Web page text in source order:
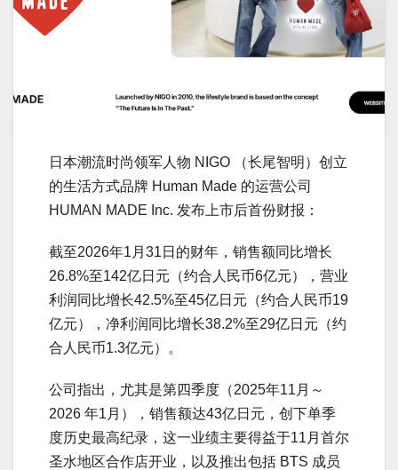
日本潮流时尚领军人物 NIGO （长尾智明）创立
的生活方式品牌 Human Made 的运营公司
HUMAN MADE Inc. 发布上市后首份财报：
截至2026年1月31日的财年，销售额同比增长
26.8%至142亿日元（约合人民币6亿元），营业
利润同比增长42.5%至45亿日元（约合人民币19
亿元），净利润同比增长38.2%至29亿日元（约
合人民币1.3亿元）。
公司指出，尤其是第四季度（2025年11月～
2026 年1月），销售额达43亿日元，创下单季
度历史最高纪录，这一业绩主要得益于11月首尔
圣水地区合作店开业，以及推出包括 BTS 成员